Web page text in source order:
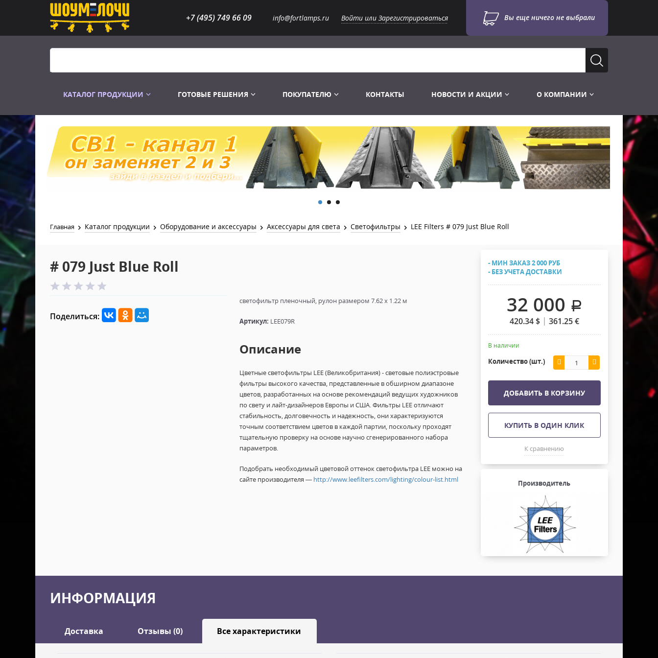
+7 (495) 749 66 09 info@fortlamps.ru Войти или Зарегистрироваться Вы еще ничего не выбрали
КАТАЛОГ ПРОДУКЦИИ
Распродажа
Лампы Винтаж Ретро Декор
Лампы галогенные 6-120 V
Лампы студийные 110-240 V
Лампы-фары PAR
Лампы для бассейна
Лампы газоразрядные
Лампы UV TUV HNS
Лампы видеопроекторные
Пускорегулирующая аппаратура
Распродажа
Перчатки
Сумки и подсумки
Инструменты
Готовые комплекты
Конструктор МИКРОСЦЕНА
Распродажа
Световое оборудование
Аксессуары для света
Звук и Видео
Лебёдки и Аксессуары
Фермы Штативы Стойки
Хомуты Кронштейны Страховка
Защитные чехлы и Кейсы
Распродажа
2х канальные модули
6и канальные модули
Лежачий полицейский ИДН
ГОТОВЫЕ РЕШЕНИЯ ПОКУПАТЕЛЮ КОНТАКТЫ НОВОСТИ И АКЦИИ О КОМПАНИИ
Главная Каталог продукции Оборудование и аксессуары Аксессуары для света Светофильтры LEE Filters # 079 Just Blue Roll
# 079 Just Blue Roll
Поделиться:
светофильтр пленочный, рулон размером 7.62 x 1.22 м
Артикул: LEE079R
Описание
Цветные светофильтры LEE (Великобритания) - световые полиэстровые
фильтры высокого качества, представленные в обширном диапазоне
цветов, разработанных на основе рекомендаций ведущих художников
по свету и лайт-дизайнеров Европы и США. Фильтры LEE отличают
стабильность, долговечность и надежность, они характеризуются
точным соответствием цветов в каждой партии, поскольку проходят
тщательную проверку на основе научно сгенерированного набора
параметров.
Подобрать необходимый цветовой оттенок светофильтра LEE можно на
сайте производителя — http://www.leefilters.com/lighting/colour-list.html
- МИН ЗАКАЗ 2 000 РУБ
- БЕЗ УЧЕТА ДОСТАВКИ
32 000 .
420.34$ 361.25€
В наличии
Количество (шт.)
ДОБАВИТЬ В КОРЗИНУ
КУПИТЬ В ОДИН КЛИК
К сравнению
Производитель
ИНФОРМАЦИЯ
Доставка Отзывы (0) Все характеристики